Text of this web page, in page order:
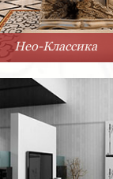
Нео-Классика